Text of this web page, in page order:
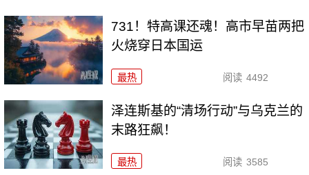
731！特高课还魂！高市早苗两把
火烧穿日本国运
最热 阅读 4492
泽连斯基的“清场行动”与乌克兰的
末路狂飙！
最热 阅读 3585